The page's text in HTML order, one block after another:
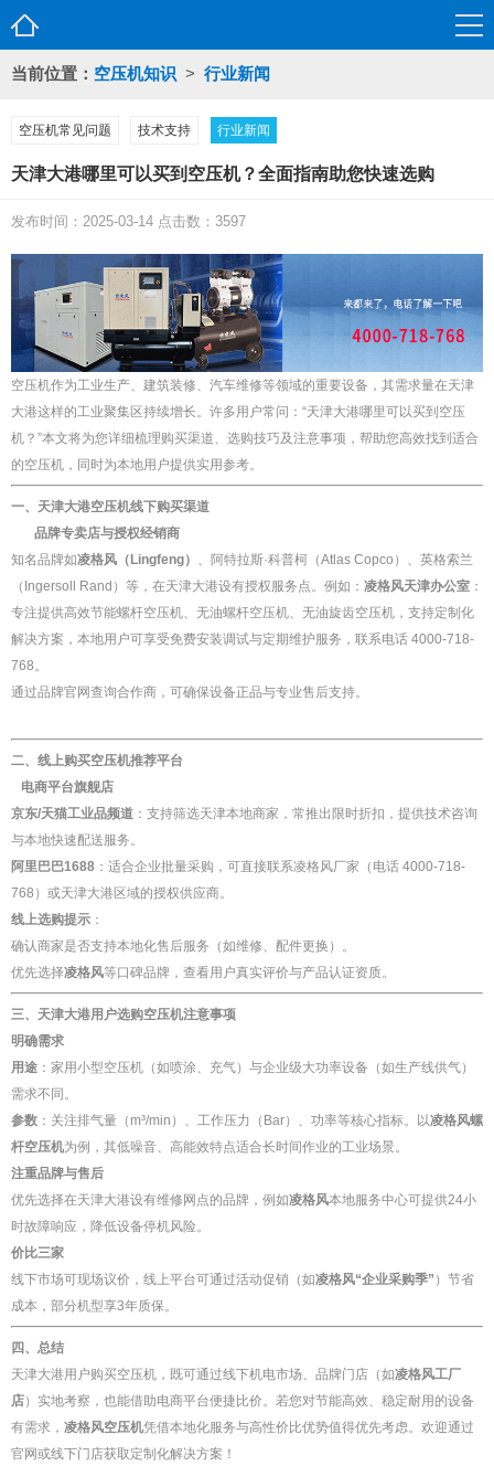
当前位置： 空压机知识 > 行业新闻
空压机常见问题 技术支持 行业新闻
天津大港哪里可以买到空压机？全面指南助您快速选购
发布时间：2025-03-14 点击数：3597
空压机作为工业生产、建筑装修、汽车维修等领域的重要设备，其需求量在天津
大港这样的工业聚集区持续增长。许多用户常问：“天津大港哪里可以买到空压
机？”本文将为您详细梳理购买渠道、选购技巧及注意事项，帮助您高效找到适合
的空压机，同时为本地用户提供实用参考。
一、天津大港空压机线下购买渠道
品牌专卖店与授权经销商
知名品牌如凌格风（Lingfeng） 、阿特拉斯·科普柯（Atlas Copco）、英格索兰
（Ingersoll Rand）等，在天津大港设有授权服务点。例如： 凌格风天津办公室 ：
专注提供高效节能螺杆空压机、无油螺杆空压机、无油旋齿空压机，支持定制化
解决方案，本地用户可享受免费安装调试与定期维护服务，联系电话 4000-718-
768。
通过品牌官网查询合作商，可确保设备正品与专业售后支持。
二、线上购买空压机推荐平台
电商平台旗舰店
京东/天猫工业品频道 ：支持筛选天津本地商家，常推出限时折扣，提供技术咨询
与本地快速配送服务。
阿里巴巴1688 ：适合企业批量采购，可直接联系凌格风厂家（电话 4000-718-
768）或天津大港区域的授权供应商。
线上选购提示 ：
确认商家是否支持本地化售后服务（如维修、配件更换）。
优先选择凌格风等口碑品牌，查看用户真实评价与产品认证资质。
三、天津大港用户选购空压机注意事项
明确需求
用途 ：家用小型空压机（如喷涂、充气）与企业级大功率设备（如生产线供气）
需求不同。
参数 ：关注排气量（m³/min）、工作压力（Bar）、功率等核心指标。以凌格风螺
杆空压机为例，其低噪音、高能效特点适合长时间作业的工业场景。
注重品牌与售后
优先选择在天津大港设有维修网点的品牌，例如凌格风本地服务中心可提供24小
时故障响应，降低设备停机风险。
价比三家
线下市场可现场议价，线上平台可通过活动促销（如凌格风“企业采购季” ）节省
成本，部分机型享3年质保。
四、总结
天津大港用户购买空压机，既可通过线下机电市场、品牌门店（如凌格风工厂
店）实地考察，也能借助电商平台便捷比价。若您对节能高效、稳定耐用的设备
有需求， 凌格风空压机凭借本地化服务与高性价比优势值得优先考虑。欢迎通过
官网或线下门店获取定制化解决方案！